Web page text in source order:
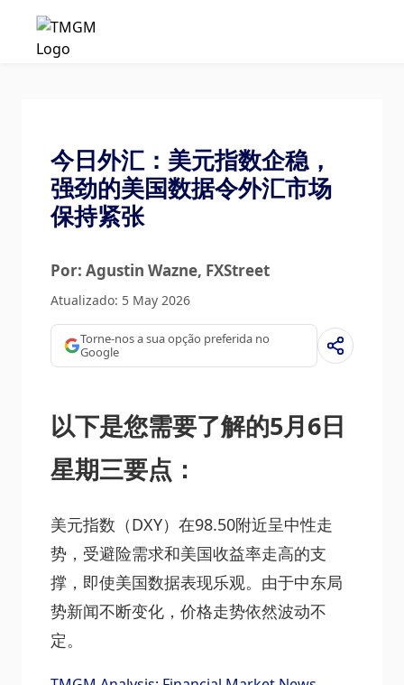
今日外汇：美元指数企稳，
强劲的美国数据令外汇市场
保持紧张
Por: Agustin Wazne, FXStreet
Atualizado: 5 May 2026
Torne-nos a sua opção preferida no
Google
以下是您需要了解的5月6日
星期三要点：
美元指数（DXY）在98.50附近呈中性走
势，受避险需求和美国收益率走高的支
撑，即使美国数据表现乐观。由于中东局
势新闻不断变化，价格走势依然波动不
定。